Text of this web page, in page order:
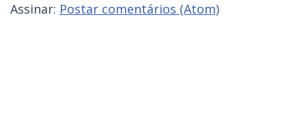
Assinar: Postar comentários (Atom)